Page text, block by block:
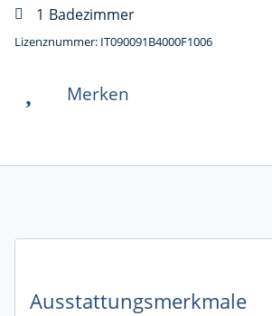
Badezimmer
1
Lizenznummer: IT090091B4000F1006
Merken
Ausstattungsmerkmale